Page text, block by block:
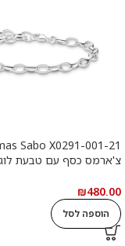
₪480.00
הוספה לסל